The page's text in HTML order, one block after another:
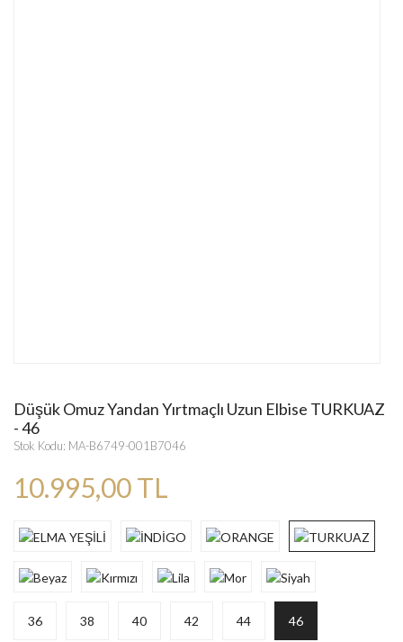
Düşük Omuz Yandan Yırtmaçlı Uzun Elbise TURKUAZ
- 46
Stok Kodu: MA-B6749-001B7046
10.995,00 TL
36 38 40 42 44 46